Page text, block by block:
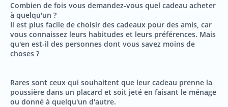
Combien de fois vous demandez-vous quel cadeau acheter
à quelqu'un ?
Il est plus facile de choisir des cadeaux pour des amis, car
vous connaissez leurs habitudes et leurs préférences. Mais
qu'en est-il des personnes dont vous savez moins de
choses ?
Rares sont ceux qui souhaitent que leur cadeau prenne la
poussière dans un placard et soit jeté en faisant le ménage
ou donné à quelqu'un d'autre.